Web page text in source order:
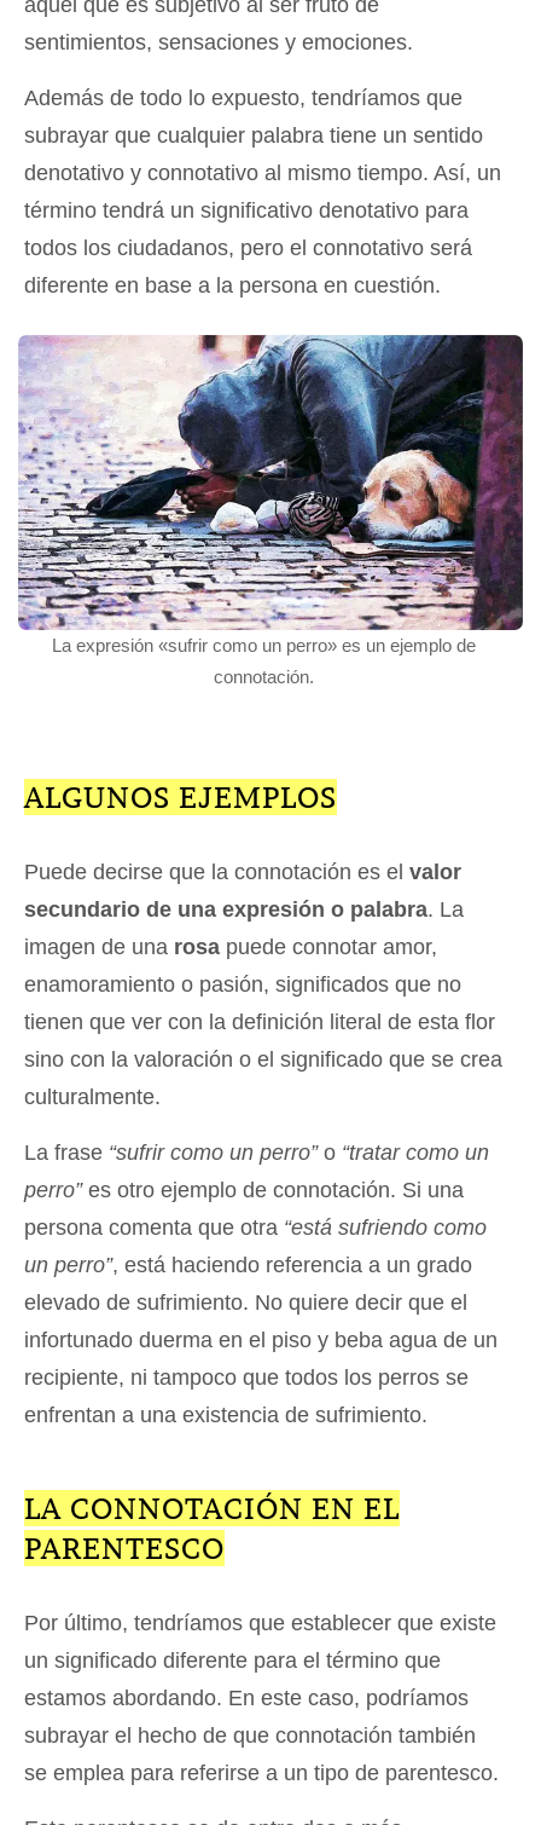
sentimientos, sensaciones y emociones.
Además de todo lo expuesto, tendríamos que
subrayar que cualquier palabra tiene un sentido
denotativo y connotativo al mismo tiempo. Así, un
término tendrá un significativo denotativo para
todos los ciudadanos, pero el connotativo será
diferente en base a la persona en cuestión.
La expresión «sufrir como un perro» es un ejemplo de
connotación.
ALGUNOS EJEMPLOS
Puede decirse que la connotación es el valor
secundario de una expresión o palabra. La
imagen de una rosa puede connotar amor,
enamoramiento o pasión, significados que no
tienen que ver con la definición literal de esta flor
sino con la valoración o el significado que se crea
culturalmente.
La frase “sufrir como un perro”o “tratar como un
perro”es otro ejemplo de connotación. Si una
persona comenta que otra “está sufriendo como
un perro”, está haciendo referencia a un grado
elevado de sufrimiento. No quiere decir que el
infortunado duerma en el piso y beba agua de un
recipiente, ni tampoco que todos los perros se
enfrentan a una existencia de sufrimiento.
LA CONNOTACIÓN EN EL
PARENTESCO
Por último, tendríamos que establecer que existe
un significado diferente para el término que
estamos abordando. En este caso, podríamos
subrayar el hecho de que connotación también
se emplea para referirse a un tipo de parentesco.